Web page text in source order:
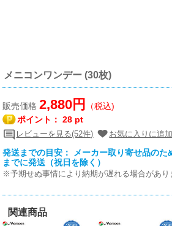
メニコンワンデー (30枚)
販売価格2,880円
（税込)
ポイント：28 pt
レビューを見る(52件) お気に入りに追加
発送までの目安： メーカー取り寄せ品のた
までに発送（祝日を除く）
※予期せぬ事情により納期が遅れる場合があり
関連商品